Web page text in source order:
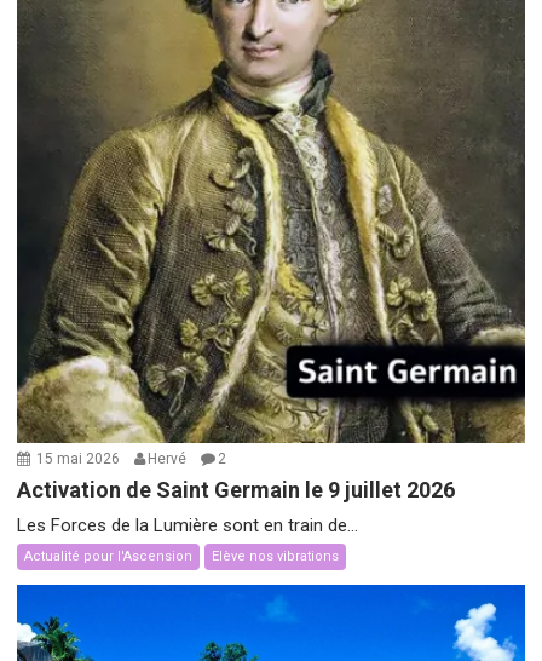
15 mai 2026 Hervé 2
Activation de Saint Germain le 9 juillet 2026
Les Forces de la Lumière sont en train de...
Actualité pour l'Ascension Elève nos vibrations